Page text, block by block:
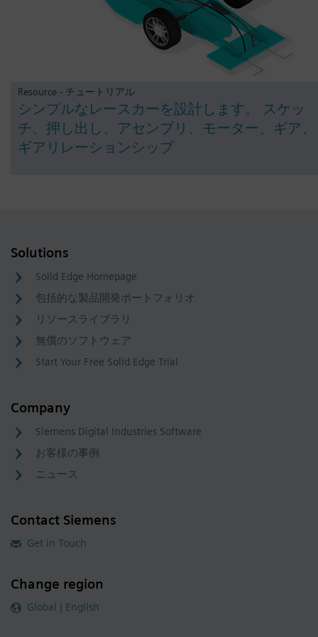
Resource - チュートリアル
シンプルなレースカーを設計します。 スケッ
チ、押し出し、アセンブリ、モーター、ギア、
ギアリレーションシップ
Solutions
Solid Edge Homepage
包括的な製品開発ポートフォリオ
リソースライブラリ
無償のソフトウェア
Start Your Free Solid Edge Trial
Company
Siemens Digital Industries Software
お客様の事例
ニュース
Contact Siemens
Get in Touch
Change region
Global | English